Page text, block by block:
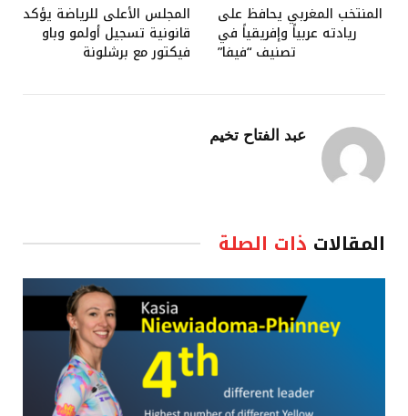
المنتخب المغربي يحافظ على
ريادته عربياً وإفريقياً في
تصنيف “فيفا”
المجلس الأعلى للرياضة يؤكد
قانونية تسجيل أولمو وباو
فيكتور مع برشلونة
عبد الفتاح تخيم
المقالات ذات الصلة